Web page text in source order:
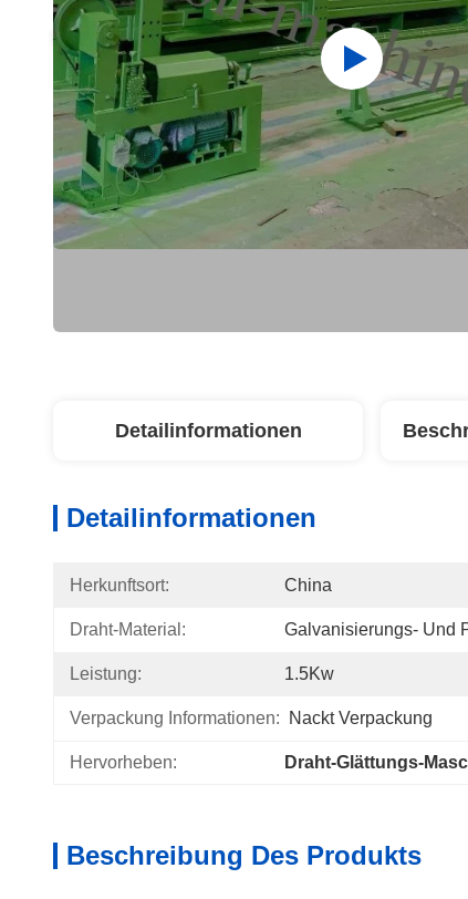
Detailinformationen
Detailinformationen
Herkunftsort: China
Draht-Material: Galvanisierungs- Und
Leistung: 1.5Kw
Verpackung Informationen: Nackt Verpackung
Hervorheben: Draht-Glättungs-
Beschreibung Des Produkts